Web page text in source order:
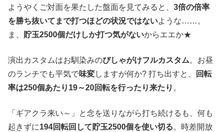
ようやくご対面を果たした盤面を見てみると、 3倍の倍率
を勝ち抜いてまで打つほどの状況ではないような……。
ま、 貯玉2500個だけしか打つ気がないからエエか★
演出カスタムはお馴染みのびしゃがけフルカスタム。お昼
のランチでも平気で味変しますが何か? 打ち出すと、
回転
率は250個あたり19～20回転を行ったり来たり 。
「ギアクラ来い～」と念を送りながら打ち続けるも、何も
起きずに194回転回して貯玉2500個を使い切る。時差開放